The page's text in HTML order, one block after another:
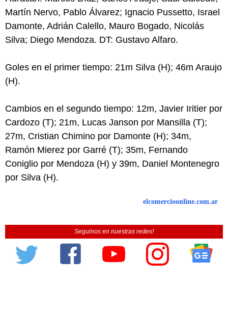
Martín Nervo, Pablo Álvarez; Ignacio Pussetto, Israel
Damonte, Adrián Calello, Mauro Bogado, Nicolás
Silva; Diego Mendoza. DT: Gustavo Alfaro.
Goles en el primer tiempo: 21m Silva (H); 46m Araujo
(H).
Cambios en el segundo tiempo: 12m, Javier Iritier por
Cardozo (T); 21m, Lucas Janson por Mansilla (T);
27m, Cristian Chimino por Damonte (H); 34m,
Ramón Mierez por Garré (T); 35m, Fernando
Coniglio por Mendoza (H) y 39m, Daniel Montenegro
por Silva (H).
elcomercioonline.com.ar
Seguinos en nuestras redes!